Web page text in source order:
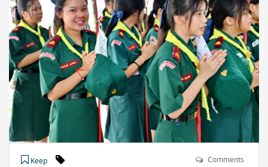
Keep Comments